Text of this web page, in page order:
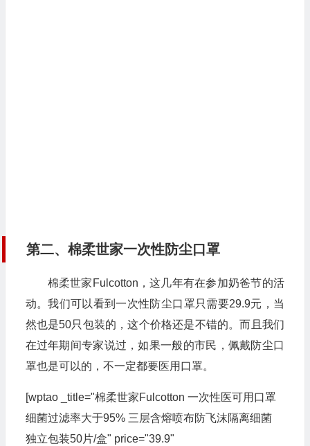
第二、棉柔世家一次性防尘口罩
棉柔世家Fulcotton，这几年有在参加奶爸节的活
动。我们可以看到一次性防尘口罩只需要29.9元，当
然也是50只包装的，这个价格还是不错的。而且我们
在过年期间专家说过，如果一般的市民，佩戴防尘口
罩也是可以的，不一定都要医用口罩。
[wptao _title="棉柔世家Fulcotton 一次性医可用口罩
细菌过滤率大于95% 三层含熔喷布防飞沫隔离细菌
独立包装50片/盒" price="39.9"